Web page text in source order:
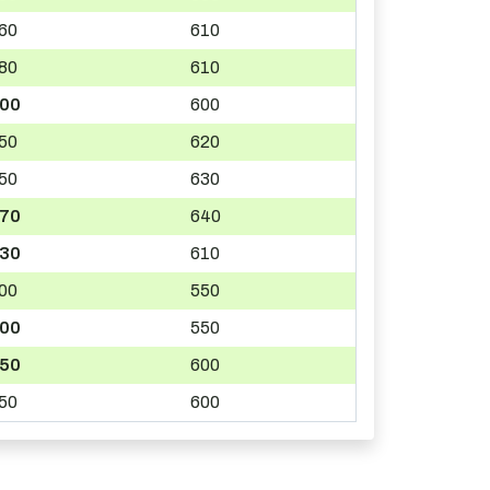
610
610
600
620
630
640
610
550
550
600
600